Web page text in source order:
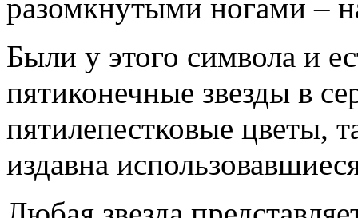
разомкнутыми ногами –
Были у этого символа и
пятиконечные звезды в
пятилепестковые цветы,
издавна